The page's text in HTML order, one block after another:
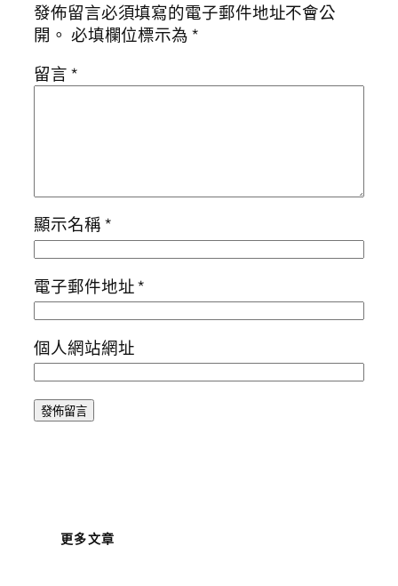
發佈留言必須填寫的電子郵件地址不會公
開。 必填欄位標示為*
留言*
顯示名稱*
電子郵件地址*
個人網站網址
更多文章